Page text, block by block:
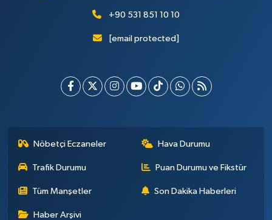
+90 531 851 10 10
[email protected]
Nöbetçi Eczaneler Hava Durumu
Trafik Durumu Puan Durumu ve Fikstür
Tüm Manşetler Son Dakika Haberleri
Haber Arşivi